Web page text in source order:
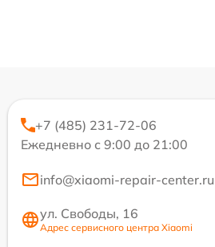
+7 (485) 231-72-06
Ежедневно с 9:00 до 21:00
info@xiaomi-repair-center.ru
ул. Свободы, 16
Адрес сервисного центра Xiaomi